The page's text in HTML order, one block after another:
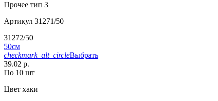
Прочее тип 3
Артикул 31271/50
31272/50
50см
checkmark_alt_circleВыбрать
39.02 р.
По 10 шт
Цвет хаки